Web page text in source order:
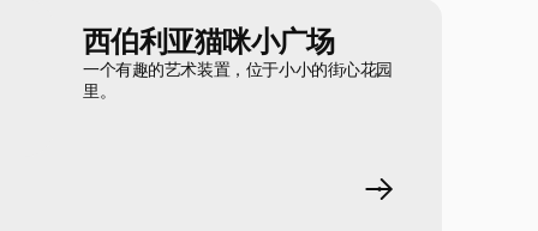
西伯利亚猫咪小广场
一个有趣的艺术装置，位于小小的街心花园
里。